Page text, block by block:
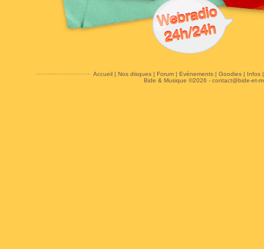
Accueil| Nos disques| Forum| Evénements| Goodies| Infos
Bide & Musique ©2026 - contact@bide-et-